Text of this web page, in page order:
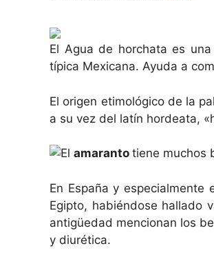
El Agua de horchata es
típica Mexicana. Ayuda a
El origen etimológico de la
a su vez del latín hordeata,
El amaranto tiene muchos
En España y
Egipto, habiéndose hallado
antigüedad mencionan los
y diurética.